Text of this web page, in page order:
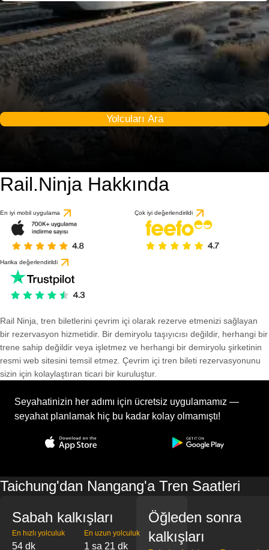
Yolcuları Ara
Rail.Ninja Hakkında
En iyi mobil uygulama Çok iyi değerlendirildi
Harika değerlendirildi
Rail Ninja, tren biletlerini çevrim içi olarak rezerve etmenizi sağlayan
bir rezervasyon hizmetidir. Bir demiryolu taşıyıcısı değildir, herhangi bir
trene sahip değildir veya işletmez ve herhangi bir demiryolu şirketinin
resmi web sitesini temsil etmez. Çevrim içi tren bileti rezervasyonunu
sizin için kolaylaştıran ticari bir kuruluştur.
Seyahatinizin her adımı için ücretsiz uygulamamız —
seyahat planlamak hiç bu kadar kolay olmamıştı!
Taichung'dan Nangang'a Tren Saatleri
Sabah kalkışları
En hızlı yolculuk
54 dk
En uzun yolculuk
1 sa 21 dk
Öğleden sonra
kalkışları